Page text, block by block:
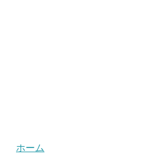
ホーム